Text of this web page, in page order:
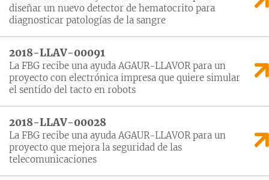
diseñar un nuevo detector de hematocrito para
diagnosticar patologías de la sangre
2018-LLAV-00091
La FBG recibe una ayuda AGAUR-LLAVOR para un
proyecto con electrónica impresa que quiere simular
el sentido del tacto en robots
2018-LLAV-00028
La FBG recibe una ayuda AGAUR-LLAVOR para un
proyecto que mejora la seguridad de las
telecomunicaciones